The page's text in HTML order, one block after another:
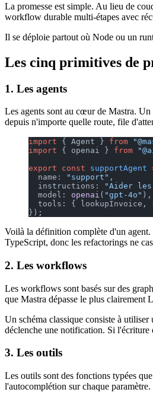
La promesse est simple. Au lieu de
workflow durable multi-étapes avec
Il se déploie partout où Node ou un
Les cinq primitives de
1. Les agents
Les agents sont au cœur de Mastra.
depuis n'importe quelle route, file
import { Agent } from
import { openai } from
export const supportAgent
  name:
"support" ,
  instructions:
"Aider
  model:
openai ( "gpt-4o" ),
tools: { lookupInvoice,
});
Voilà la définition complète d'un
TypeScript, donc les refactorings ne
2. Les workflows
Les workflows sont basés sur des
que Mastra dépasse le plus
Un schéma classique consiste à utiliser
déclenche une notification. Si
3. Les outils
Les outils sont des fonctions typées
l'autocomplétion sur chaque